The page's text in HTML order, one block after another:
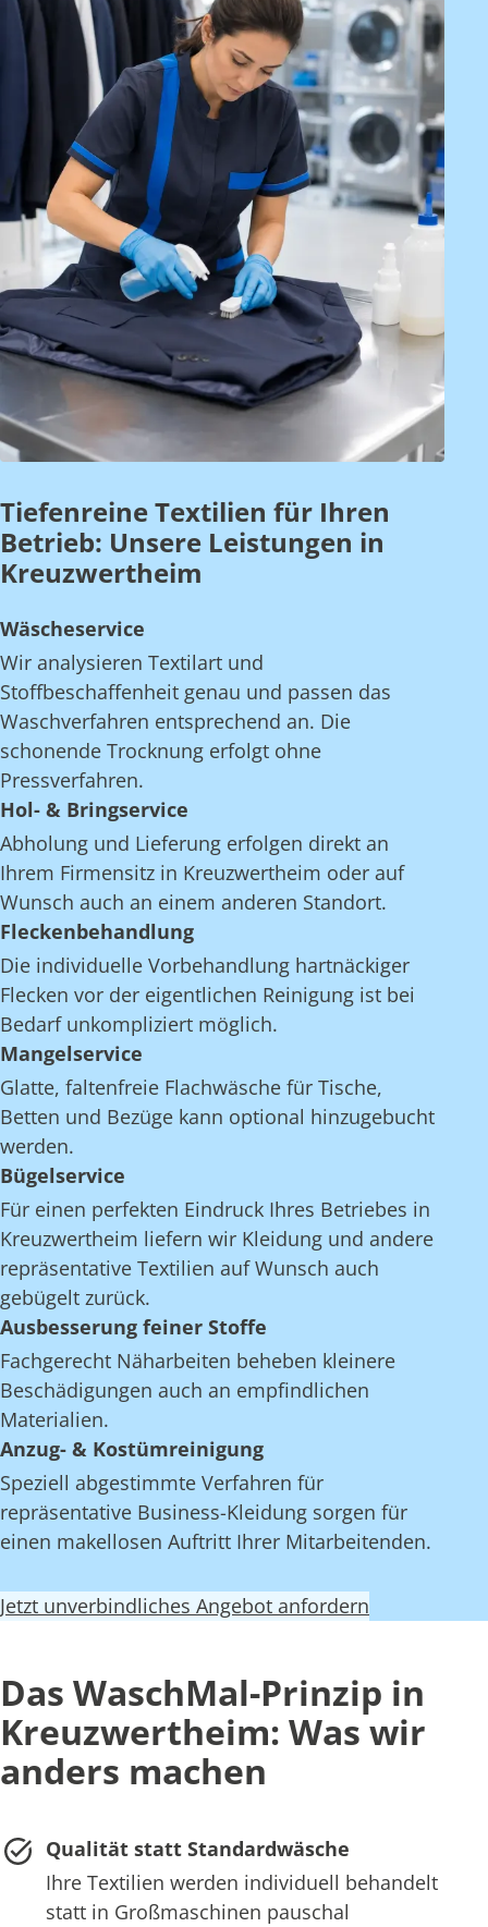
Tiefenreine Textilien für Ihren
Betrieb: Unsere Leistungen in
Kreuzwertheim
Wäscheservice
Wir analysieren Textilart und
Stoffbeschaffenheit genau und passen das
Waschverfahren entsprechend an. Die
schonende Trocknung erfolgt ohne
Pressverfahren.
Hol- & Bringservice
Abholung und Lieferung erfolgen direkt an
Ihrem Firmensitz in Kreuzwertheim oder auf
Wunsch auch an einem anderen Standort.
Fleckenbehandlung
Die individuelle Vorbehandlung hartnäckiger
Flecken vor der eigentlichen Reinigung ist bei
Bedarf unkompliziert möglich.
Mangelservice
Glatte, faltenfreie Flachwäsche für Tische,
Betten und Bezüge kann optional hinzugebucht
werden.
Bügelservice
Für einen perfekten Eindruck Ihres Betriebes in
Kreuzwertheim liefern wir Kleidung und andere
repräsentative Textilien auf Wunsch auch
gebügelt zurück.
Ausbesserung feiner Stoffe
Fachgerecht Näharbeiten beheben kleinere
Beschädigungen auch an empfindlichen
Materialien.
Anzug- & Kostümreinigung
Speziell abgestimmte Verfahren für
repräsentative Business-Kleidung sorgen für
einen makellosen Auftritt Ihrer Mitarbeitenden.
Jetzt unverbindliches Angebot anfordern
Das WaschMal-Prinzip in
Kreuzwertheim: Was wir
anders machen
Qualität statt Standardwäsche
Ihre Textilien werden individuell behandelt
statt in Großmaschinen pauschal